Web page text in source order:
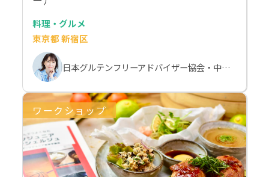
料理・グルメ
東京都 新宿区
日本グルテンフリーアドバイザー協会・中村由美子
ワークショップ